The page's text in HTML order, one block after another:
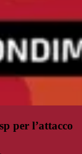
per l’attacco